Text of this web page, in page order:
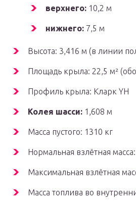
верхнего: 10,2 м
нижнего: 7,5 м
Высота: 3,416 м (в линии
Площадь крыла: 22,5 м²
Профиль крыла: Кларк YH
Колея шасси: 1,608 м
Масса пустого: 1310 кг
Нормальная взлётная
Максимальная взлётная
Масса топлива во